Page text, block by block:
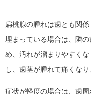
扁桃腺の腫れは歯とも関
埋まっている場合は、隣
め、汚れが溜まりやすく
し、歯茎が腫れて痛くな
症状が軽度の場合は、歯